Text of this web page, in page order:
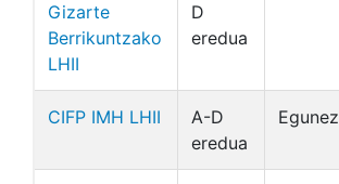
Gizarte
Berrikuntzako
LHII
D
eredua
CIFP IMH LHII
A-D
eredua
Egunez